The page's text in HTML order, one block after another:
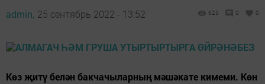
admin, 25 сентябрь 2022 - 13:52 625 0 0
Көз җитү белән бакчачыларның мәшәкате кимеми. Көн